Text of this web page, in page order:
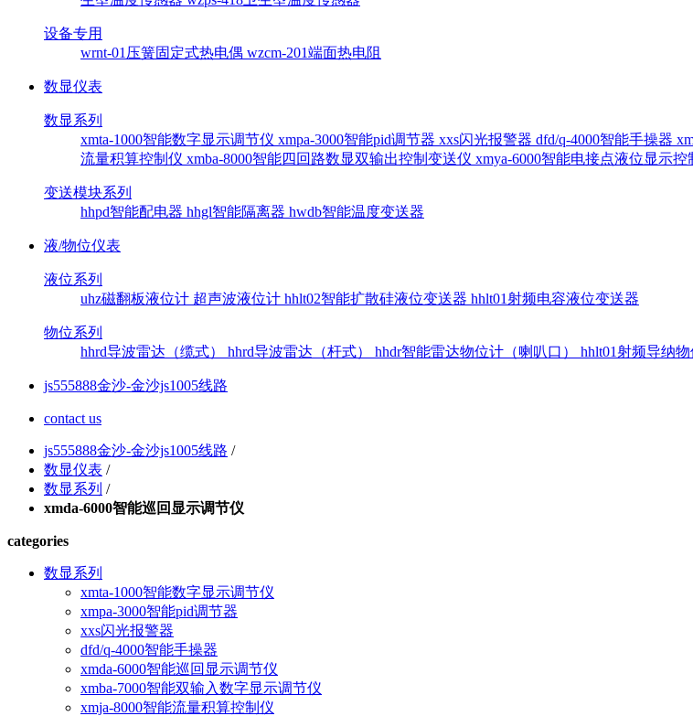
设备专用
wrnt-01压簧固定式热电偶 wzcm-201端面热电阻
数显仪表
数显系列
xmta-1000智能数字显示调节仪 xmpa-3000智能pid调节器 xxs闪光报警器 dfd/q-4000智能手操器
流量积算控制仪 xmba-8000智能四回路数显双输出控制变送仪 xmya-6000智能电接点液位显示控
变送模块系列
hhpd智能配电器 hhgl智能隔离器 hwdb智能温度变送器
液/物位仪表
液位系列
uhz磁翻板液位计 超声波液位计 hhlt02智能扩散硅液位变送器 hhlt01射频电容液位变送器
物位系列
hhrd导波雷达（缆式） hhrd导波雷达（杆式） hhdr智能雷达物位计（喇叭口） hhlt01射频导纳
js555888金沙-金沙js1005线路
contact us
js555888金沙-金沙js1005线路 /
数显仪表 /
数显系列 /
xmda-6000智能巡回显示调节仪
categories
数显系列
xmta-1000智能数字显示调节仪
xmpa-3000智能pid调节器
xxs闪光报警器
dfd/q-4000智能手操器
xmda-6000智能巡回显示调节仪
xmba-7000智能双输入数字显示调节仪
xmja-8000智能流量积算控制仪